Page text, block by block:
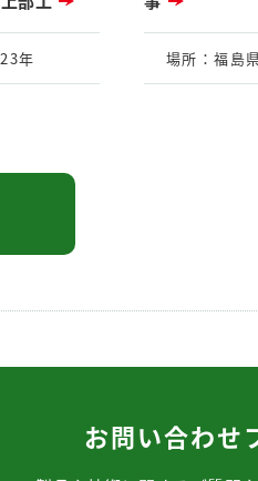
年 場所 ：福島
お問い合わせ